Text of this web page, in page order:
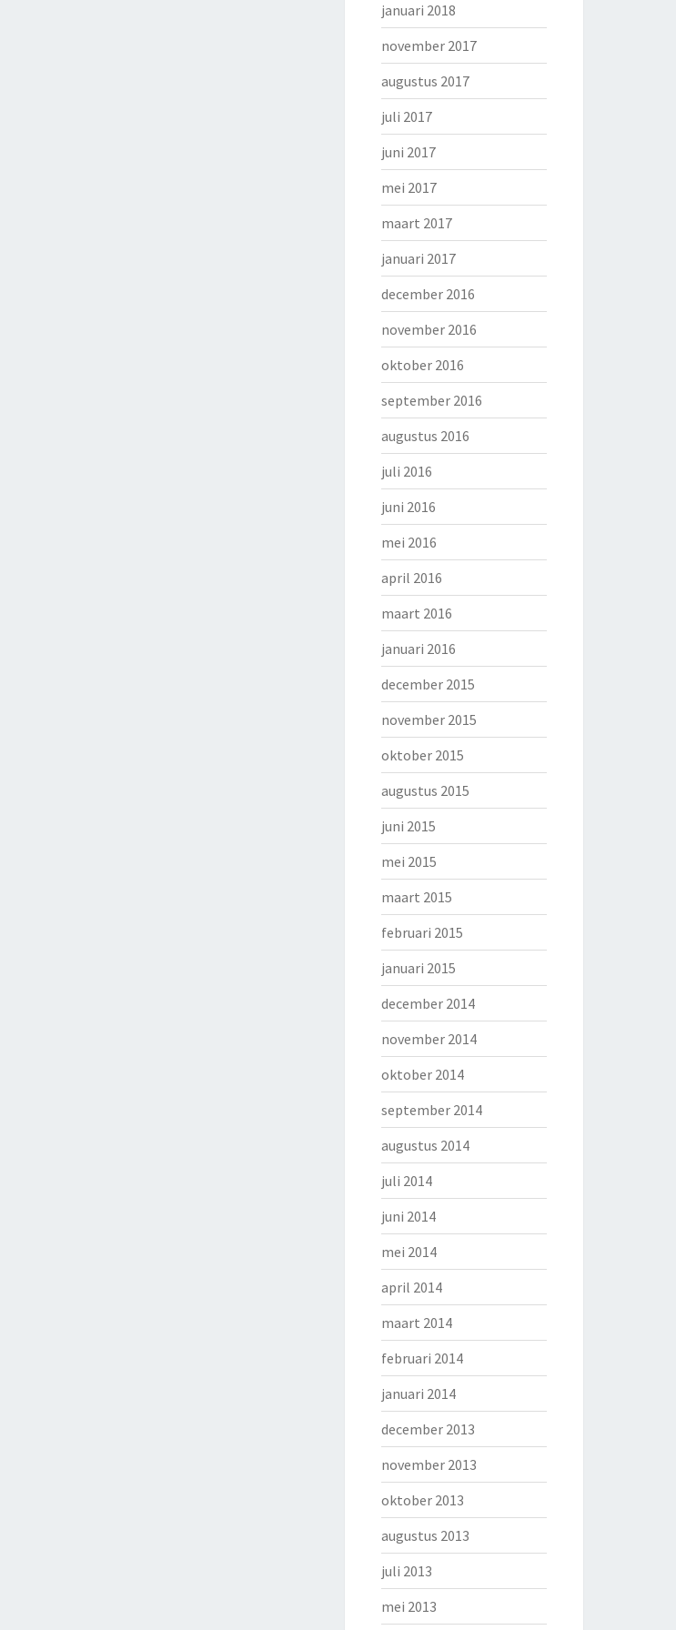
januari 2018
november 2017
augustus 2017
juli 2017
juni 2017
mei 2017
maart 2017
januari 2017
december 2016
november 2016
oktober 2016
september 2016
augustus 2016
juli 2016
juni 2016
mei 2016
april 2016
maart 2016
januari 2016
december 2015
november 2015
oktober 2015
augustus 2015
juni 2015
mei 2015
maart 2015
februari 2015
januari 2015
december 2014
november 2014
oktober 2014
september 2014
augustus 2014
juli 2014
juni 2014
mei 2014
april 2014
maart 2014
februari 2014
januari 2014
december 2013
november 2013
oktober 2013
augustus 2013
juli 2013
mei 2013